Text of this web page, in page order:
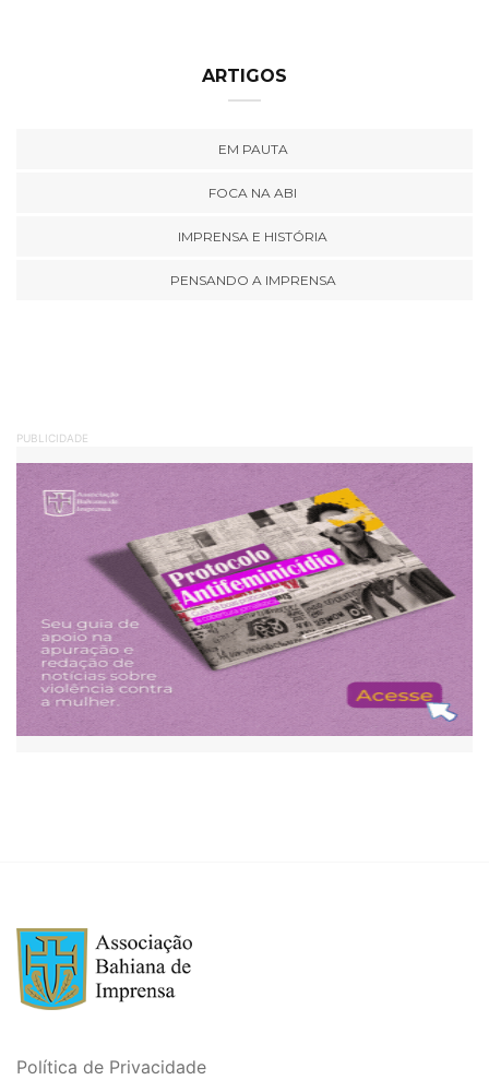
ARTIGOS
EM PAUTA
FOCA NA ABI
IMPRENSA E HISTÓRIA
PENSANDO A IMPRENSA
PUBLICIDADE
Política de Privacidade